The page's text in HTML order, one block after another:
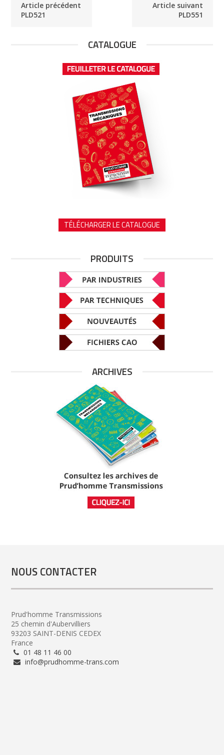
Article précédent
PLD521
Article suivant
PLD551
CATALOGUE
TÉLÉCHARGER LE CATALOGUE
PRODUITS
ARCHIVES
NOUS CONTACTER
Prud'homme Transmissions
25 chemin d'Aubervilliers
93203 SAINT-DENIS CEDEX
France
01 48 11 46 00
info@prudhomme-trans.com